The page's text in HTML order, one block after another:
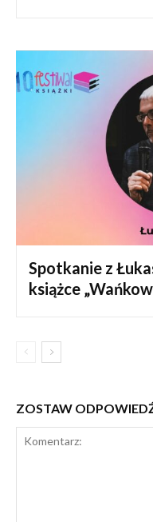
Spotkanie z
książce
ZOSTAW